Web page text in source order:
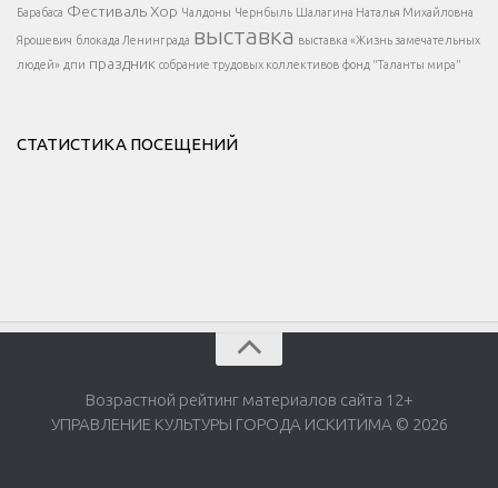
Барабаса Фестиваль Хор Чалдоны Чернбыль Шалагина Наталья Михайловна
Ярошевич блокада Ленинграда выставка выставка «Жизнь замечательных
людей» дпи праздник собрание трудовых коллективов фонд "Таланты мира"
СТАТИСТИКА ПОСЕЩЕНИЙ
Возрастной рейтинг материалов сайта 12+
УПРАВЛЕНИЕ КУЛЬТУРЫ ГОРОДА ИСКИТИМА © 2026